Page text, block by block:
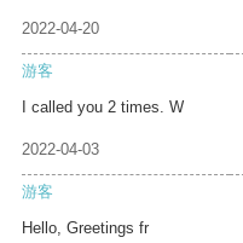
2022-04-20
游客
I called you 2 times. W
2022-04-03
游客
Hello, Greetings fr